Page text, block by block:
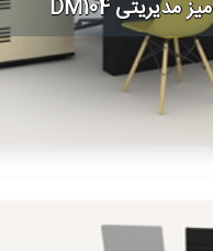
میز مدیریتی DM104